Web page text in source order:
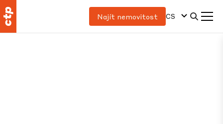
Najít nemovitost CS